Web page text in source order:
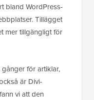
bland WordPress-
Tillägget
mer tillgängligt för
för artiklar,
är Divi-
vi att den